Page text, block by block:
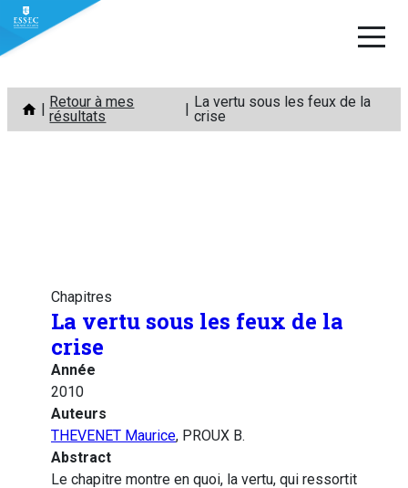
Aller
contenu
Retour à mes
résultats
La vertu sous les feux de la
crise
Chapitres
La vertu sous les feux de la
crise
Année
2010
Auteurs
THEVENET Maurice, PROUX B.
Abstract
Le chapitre montre en quoi, la vertu, qui ressortit